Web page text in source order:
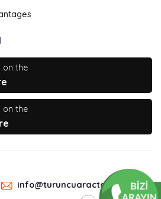
on the
on the
info@turuncuaractakip.com